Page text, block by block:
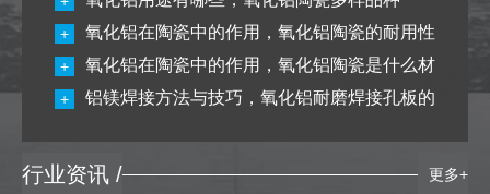
方法有哪些
+
氧化铝在陶瓷中的作用，氧化铝陶瓷的耐用性
体现在哪些方面上
+
氧化铝在陶瓷中的作用，氧化铝陶瓷是什么材
料
+
铝镁焊接方法与技巧，氧化铝耐磨焊接孔板的
行业资讯 / 更多+